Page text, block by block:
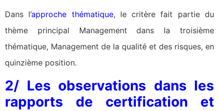
Dans l’approche thématique, le critère fait partie du
thème principal Management dans la troisième
thématique, Management de la qualité et des risques, en
quinzième position.
2/ Les observations dans les
rapports de certification et